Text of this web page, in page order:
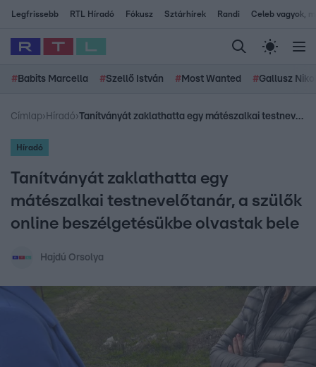
Legfrissebb RTL Híradó Fókusz Sztárhírek Randi Celeb vagyok,
# Babits Marcella #Szellő István # Most Wanted #Gallusz
Címlap› Híradó› Tanítványát zaklathatta egy mátészalkai testnevelőtanár, a szülők online beszélgetésükbe olvastak bele
Híradó
Tanítványát zaklathatta egy
mátészalkai testnevelőtanár, a szülők
online beszélgetésükbe olvastak bele
Hajdú Orsolya